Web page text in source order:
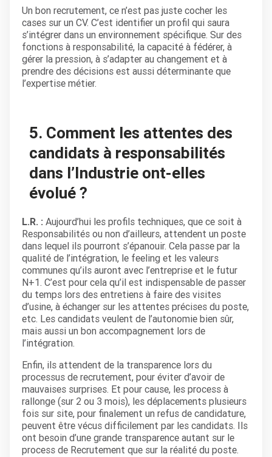
Un bon recrutement, ce n’est pas juste cocher les
cases sur un CV. C’est identifier un profil qui saura
s’intégrer dans un environnement spécifique. Sur des
fonctions à responsabilité, la capacité à fédérer, à
gérer la pression, à s’adapter au changement et à
prendre des décisions est aussi déterminante que
l’expertise métier.
5. Comment les attentes des
candidats à responsabilités
dans l’Industrie ont-elles
évolué ?
L.R. : Aujourd’hui les profils techniques, que ce soit à
Responsabilités ou non d’ailleurs, attendent un poste
dans lequel ils pourront s’épanouir. Cela passe par la
qualité de l’intégration, le feeling et les valeurs
communes qu’ils auront avec l’entreprise et le futur
N+1. C’est pour cela qu’il est indispensable de passer
du temps lors des entretiens à faire des visites
d’usine, à échanger sur les attentes précises du poste,
etc. Les candidats veulent de l’autonomie bien sûr,
mais aussi un bon accompagnement lors de
l’intégration.
Enfin, ils attendent de la transparence lors du
processus de recrutement, pour éviter d’avoir de
mauvaises surprises. Et pour cause, les process à
rallonge (sur 2 ou 3 mois), les déplacements plusieurs
fois sur site, pour finalement un refus de candidature,
peuvent être vécus difficilement par les candidats. Ils
ont besoin d’une grande transparence autant sur le
process de Recrutement que sur la réalité du poste.